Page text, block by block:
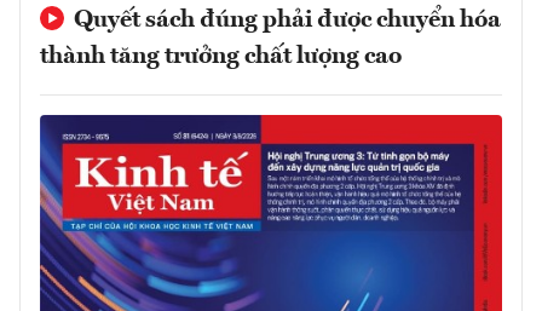
Quyết sách đúng phải được chuyển hóa
thành tăng trưởng chất lượng cao